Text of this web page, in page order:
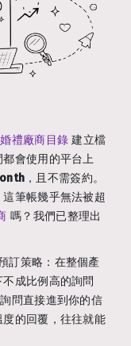
婚禮廠商目錄 建立檔
會使用的平台上
，且不需簽約。
筆帳幾乎無法被超
嗎？我們已整理出
訂策略：在整個產
成比例高的詢問
問直接進到你的信
的回覆，往往就能